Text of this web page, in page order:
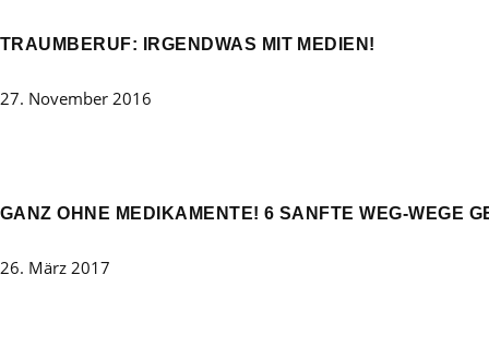
TRAUMBERUF: IRGENDWAS MIT MEDIEN!
27. November 2016
GANZ OHNE MEDIKAMENTE! 6 SANFTE WEG-WEGE
26. März 2017